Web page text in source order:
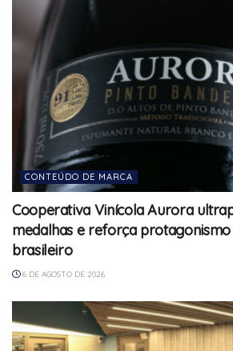
CONTEÚDO DE MARCA
Cooperativa Vinícola Aurora
medalhas e reforça
brasileiro
6 DE AGOSTO DE 2026